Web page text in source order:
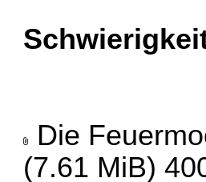
Die
(7.61 MiB)